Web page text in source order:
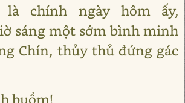
là chính ngày hôm ấy,
sáng một sớm bình minh
Chín, thủy thủ đứng gác
buồm!